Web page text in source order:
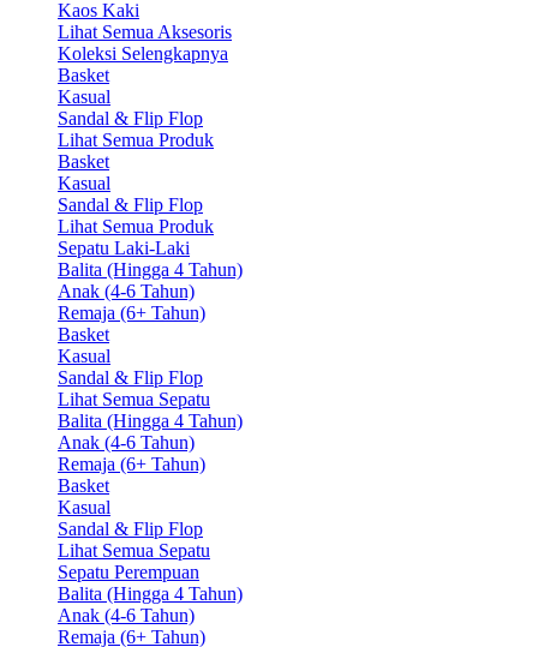
Kaos Kaki
Lihat Semua Aksesoris
Koleksi Selengkapnya
Basket
Kasual
Sandal & Flip Flop
Lihat Semua Produk
Basket
Kasual
Sandal & Flip Flop
Lihat Semua Produk
Sepatu Laki-Laki
Balita (Hingga 4 Tahun)
Anak (4-6 Tahun)
Remaja (6+ Tahun)
Basket
Kasual
Sandal & Flip Flop
Lihat Semua Sepatu
Balita (Hingga 4 Tahun)
Anak (4-6 Tahun)
Remaja (6+ Tahun)
Basket
Kasual
Sandal & Flip Flop
Lihat Semua Sepatu
Sepatu Perempuan
Balita (Hingga 4 Tahun)
Anak (4-6 Tahun)
Remaja (6+ Tahun)